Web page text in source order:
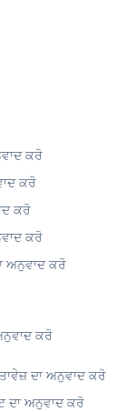
ਕਰੋ
ਦਾ ਅਨੁਵਾਦ ਕਰੋ
ਦਾ ਅਨੁਵਾਦ ਕਰੋ
ਕਰੋ
ਕਰੋ
ਕਰੋ
ਕਰੋ
ਅਨੁਵਾਦ ਕਰੋ